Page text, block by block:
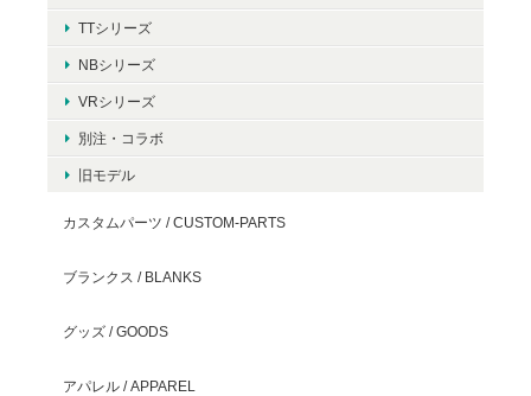
TTシリーズ
NBシリーズ
VRシリーズ
別注・コラボ
旧モデル
カスタムパーツ / CUSTOM-PARTS
ブランクス / BLANKS
グッズ / GOODS
アパレル / APPAREL